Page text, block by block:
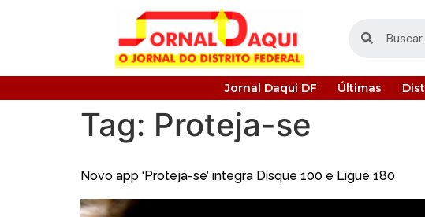
Jornal Daqui DF Últimas
Tag: Proteja-se
Novo app ‘Proteja-se’ integra Disque 100 e Ligue 180